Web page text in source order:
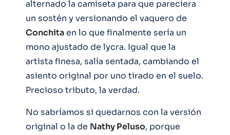
alternado la camiseta para que pareciera
un sostén y versionando el vaquero de
Conchitaen lo que finalmente sería un
mono ajustado de lycra. Igual que la
artista finesa, salía sentada, cambiando el
asiento original por uno tirado en el suelo.
Precioso tributo, la verdad.
No sabríamos si quedarnos con la versión
original o la de Nathy Peluso, porque